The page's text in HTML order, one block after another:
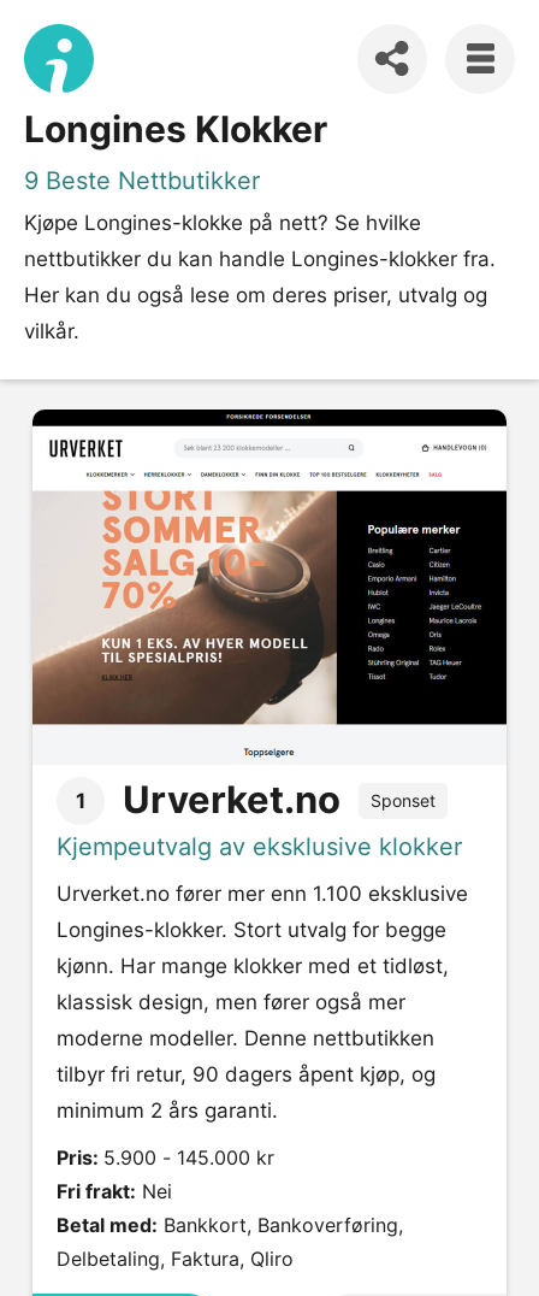
Longines Klokker
9 Beste Nettbutikker
Kjøpe Longines-klokke på nett? Se hvilke
nettbutikker du kan handle Longines-klokker fra.
Her kan du også lese om deres priser, utvalg og
vilkår.
1 Urverket.no Sponset
Kjempeutvalg av eksklusive klokker
Urverket.no fører mer enn 1.100 eksklusive
Longines-klokker. Stort utvalg for begge
kjønn. Har mange klokker med et tidløst,
klassisk design, men fører også mer
moderne modeller. Denne nettbutikken
tilbyr fri retur, 90 dagers åpent kjøp, og
minimum 2 års garanti.
Pris: 5.900 - 145.000 kr
Fri frakt: Nei
Betal med:
Delbetaling, Faktura, Qliro